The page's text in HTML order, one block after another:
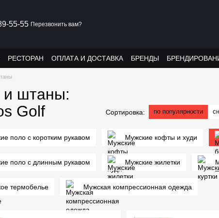
55-55 Перезвонить вам?
РЕСТОРАН ОПЛАТА И ДОСТАВКА БРЕНДЫ
и штаны:
Golf
Сортировка: по популярности
поло с коротким рукавом Мужские кофты и худи
поло с длинным рукавом Мужские жилетки
термобелье Мужская компрессионная одежда